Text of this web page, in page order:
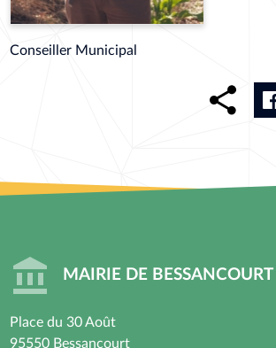
Conseiller Municipal
MAIRIE DE BESSANCOURT
Place du 30 Août
95550 Bessancourt